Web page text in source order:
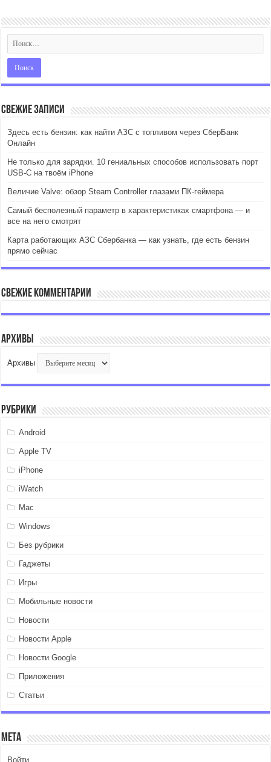
Свежие записи
Здесь есть бензин: как найти АЗС с топливом через СберБанк
Онлайн
Не только для зарядки. 10 гениальных способов использовать порт
USB-C на твоём iPhone
Величие Valve: обзор Steam Controller глазами ПК-геймера
Самый бесполезный параметр в характеристиках смартфона — и
все на него смотрят
Карта работающих АЗС Сбербанка — как узнать, где есть бензин
прямо сейчас
Свежие комментарии
Архивы
Архивы
Рубрики
Android
Apple TV
iPhone
iWatch
Mac
Windows
Без рубрики
Гаджеты
Игры
Мобильные новости
Новости
Новости Apple
Новости Google
Приложения
Статьи
Мета
Войти